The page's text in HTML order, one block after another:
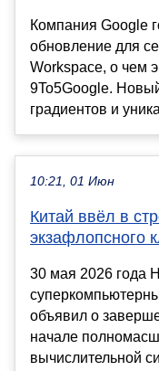
Компания Google
обновление для
Workspace, о чем
9To5Google.
градиентов и
10:21, 01 Июн
Китай ввёл в
экзафлопсного
30 мая 2026 года
объявил о
начале
вычислительной